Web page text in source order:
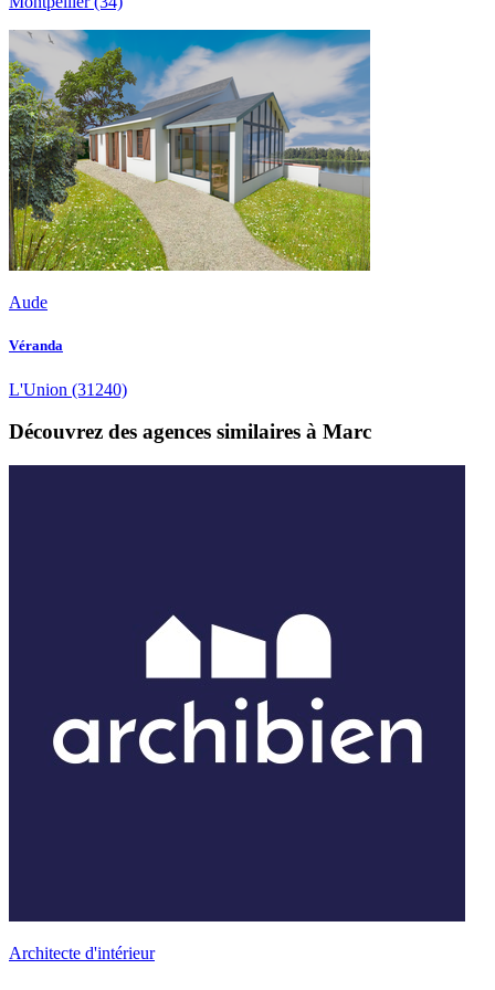
Aude
Véranda
L'Union (31240)
Découvrez des agences similaires à Marc
Architecte d'intérieur